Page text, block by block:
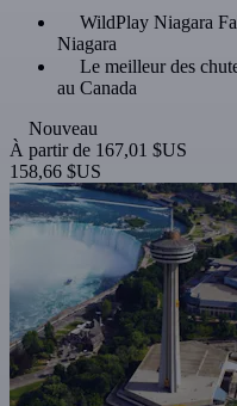
WildPlay Niagara
Niagara
Le meilleur des
au Canada
Nouveau
À partir de 167,01 $US
158,66 $US